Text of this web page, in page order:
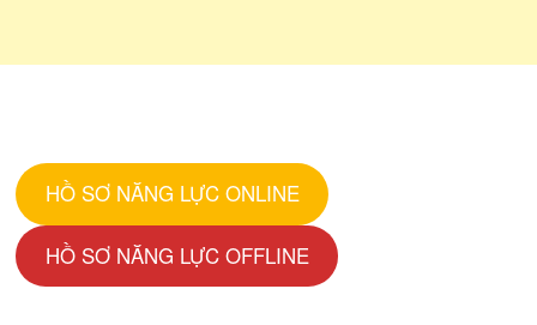
HỒ SƠ NĂNG LỰC ONLINE
HỒ SƠ NĂNG LỰC OFFLINE